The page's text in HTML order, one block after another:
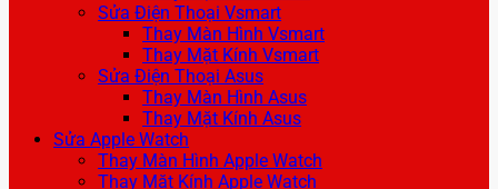
Sửa Điện Thoại Vsmart
Thay Màn Hình Vsmart
Thay Mặt Kính Vsmart
Sửa Điện Thoại Asus
Thay Màn Hình Asus
Thay Mặt Kính Asus
Sửa Apple Watch
Thay Màn Hình Apple Watch
Thay Mặt Kính Apple Watch